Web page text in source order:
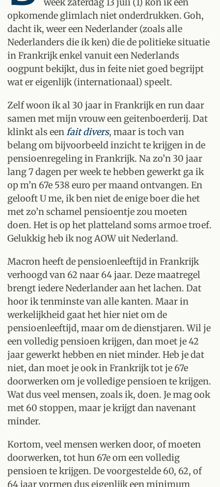
opkomende glimlach niet onderdrukken. Goh,
dacht ik, weer een Nederlander (zoals alle
Nederlanders die ik ken) die de politieke situatie
in Frankrijk enkel vanuit een Nederlands
oogpunt bekijkt, dus in feite niet goed begrijpt
wat er eigenlijk (internationaal) speelt.
Zelf woon ik al 30 jaar in Frankrijk en run daar
samen met mijn vrouw een geitenboerderij. Dat
klinkt als eenfait divers, maar is toch van
belang om bijvoorbeeld inzicht te krijgen in de
pensioenregeling in Frankrijk. Na zo’n 30 jaar
lang 7 dagen per week te hebben gewerkt ga ik
op m’n 67e 538 euro per maand ontvangen. En
gelooft U me, ik ben niet de enige boer die het
met zo’n schamel pensioentje zou moeten
doen. Het is op het platteland soms armoe troef.
Gelukkig heb ik nog AOW uit Nederland.
Macron heeft de pensioenleeftijd in Frankrijk
verhoogd van 62 naar 64 jaar. Deze maatregel
brengt iedere Nederlander aan het lachen. Dat
hoor ik tenminste van alle kanten. Maar in
werkelijkheid gaat het hier niet om de
pensioenleeftijd, maar om de dienstjaren. Wil je
een volledig pensioen krijgen, dan moet je 42
jaar gewerkt hebben en niet minder. Heb je dat
niet, dan moet je ook in Frankrijk tot je 67e
doorwerken om je volledige pensioen te krijgen.
Wat dus veel mensen, zoals ik, doen. Je mag ook
met 60 stoppen, maar je krijgt dan navenant
minder.
Kortom, veel mensen werken door, of moeten
doorwerken, tot hun 67e om een volledig
pensioen te krijgen. De voorgestelde 60, 62, of
64 jaar vormen dus eigenlijk een minimum